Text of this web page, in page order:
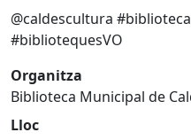
@caldescultura
#bibliotequesVO
Organitza
Biblioteca Municipal de
Lloc